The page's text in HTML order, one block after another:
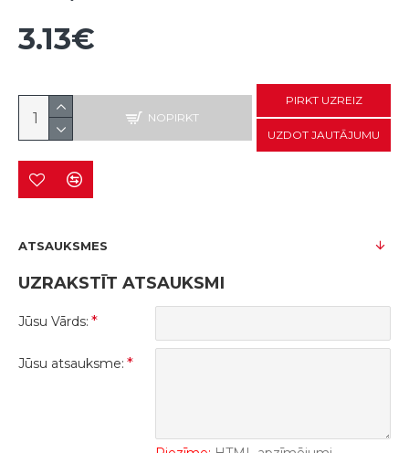
3.13€
NOPIRKT
PIRKT UZREIZ
UZDOT JAUTĀJUMU
ATSAUKSMES
UZRAKSTĪT ATSAUKSMI
Jūsu Vārds:
Jūsu atsauksme: